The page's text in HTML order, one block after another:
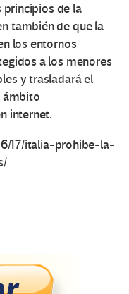
principios de la
también de que la
los entornos
a los menores
y trasladará el
ámbito
internet.
17/italia-prohibe-la-